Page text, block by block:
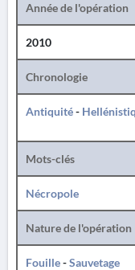
Année de l'opération
2010
Chronologie
Antiquité-
Mots-clés
Nécropole
Nature de l'opération
Fouille-Sauvetage